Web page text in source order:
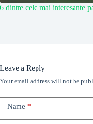
6 dintre cele mai interesante
Leave a Reply
Your email address will not be
Name*